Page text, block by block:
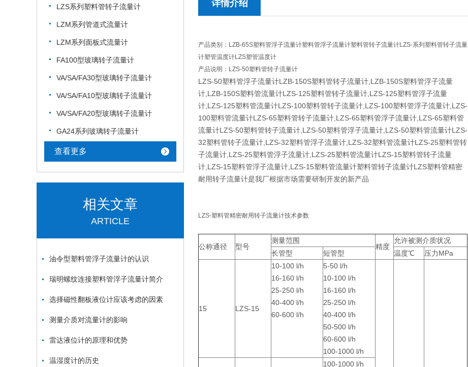
LZS系列塑料管转子流量计
LZM系列管道式流量计
LZM系列面板式流量计
FA100型玻璃转子流量计
VA/SA/FA30型玻璃转子流量计
VA/SA/FA10型玻璃转子流量计
VA/SA/FA20型玻璃转子流量计
GA24系列玻璃转子流量计
查看更多
相关文章
ARTICLE
油令型塑料管浮子流量计的认识
瑞明螺纹连接塑料管浮子流量计简介
选择磁性翻板液位计应该考虑的因素
测量介质对流量计的影响
雷达液位计的原理和优势
温湿度计的历史
详情介绍
产品类别：LZB-65S塑料管浮子流量计塑料管浮子流量计塑料管转子流量计LZS-系列塑料管转子流量
计塑管温度计LZS塑管温度计
产品说明：LZS-50塑料管转子流量计
LZS-50塑料管浮子流量计LZB-150S塑料管转子流量计,LZB-150S塑料管浮子流量
计,LZB-150S塑料管流量计LZS-125塑料管转子流量计,LZS-125塑料管浮子流量
计,LZS-125塑料管流量计LZS-100塑料管转子流量计,LZS-100塑料管浮子流量计,LZS-
100塑料管流量计LZS-65塑料管转子流量计,LZS-65塑料管浮子流量计,LZS-65塑料管
流量计LZS-50塑料管转子流量计,LZS-50塑料管浮子流量计,LZS-50塑料管流量计LZS-
32塑料管转子流量计,LZS-32塑料管浮子流量计,LZS-32塑料管流量计LZS-25塑料管转
子流量计,LZS-25塑料管浮子流量计,LZS-25塑料管流量计LZS-15塑料管转子流量
计,LZS-15塑料管浮子流量计,LZS-15塑料管流量计塑料管转子流量计LZS塑料管精密
耐用转子流量计是我厂根据市场需要研制开发的新产品
LZS-塑料管精密耐用转子流量计技术参数
公称通径 型号
测量范围
精度
允许被测介质状况
长管型
短管型 温度℃ 压力MPa
15 LZS-15
10-100 l/h
16-160 l/h
25-250 l/h
40-400 l/h
60-600 l/h
5-50 l/h
10-100 l/h
16-160 l/h
25-250 l/h
40-400 l/h
50-500 l/h
60-600 l/h
100-1000 l/h
100-1000 l/h